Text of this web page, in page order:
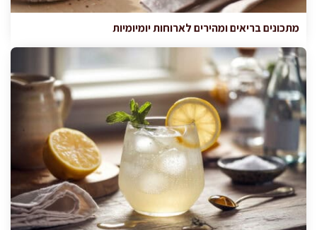
מתכונים בריאים ומהירים לארוחות יומיומיות